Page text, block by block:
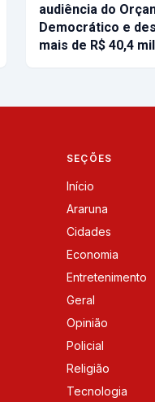
audiência do
Democrático e
mais de R$ 40,4
SEÇÕES
Início
Araruna
Cidades
Economia
Entretenimento
Geral
Opinião
Policial
Religião
Tecnologia